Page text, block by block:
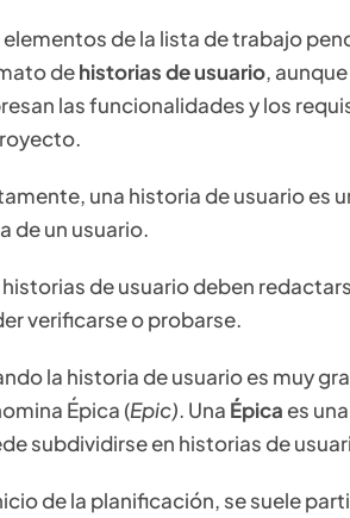
elementos de la lista de trabajo
dehistorias de usuario,
las funcionalidades y los
una historia de usuario es
de un usuario.
historias de usuario deben
verificarse o probarse.
la historia de usuario es muy
Épica (Epic). Una Épica es
subdividirse en historias de
de la planificación, se suele